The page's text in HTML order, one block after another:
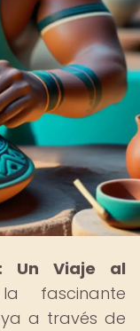
Un Viaje al
fascinante
a través de